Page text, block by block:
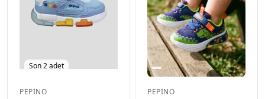
RENK▾
Son2adet
PEPINO PEPINO